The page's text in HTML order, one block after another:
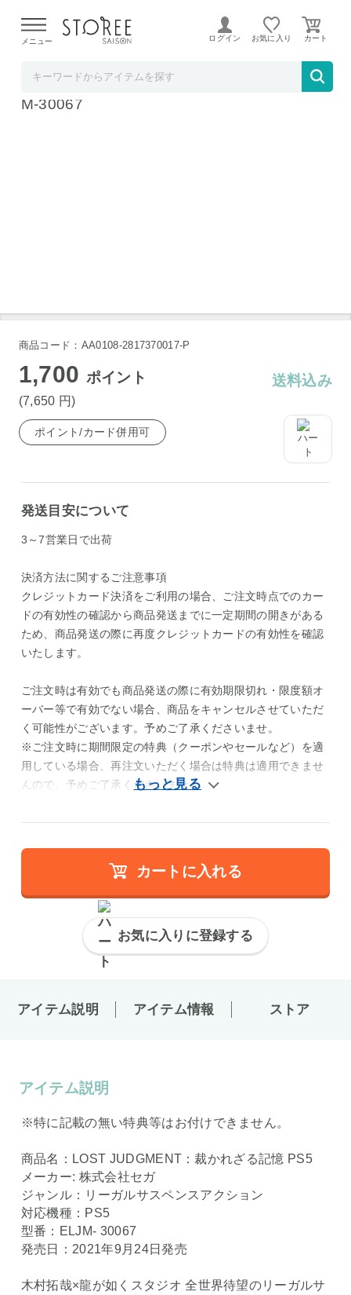
よる配送遅延が発生しております。
メニュー ログイン お気に入り
PS5 LOST JUDGMENT 裁かれざる記憶 ELJ
M-30067
商品コード：AA0108-2817370017-P
1,700 ポイント
(7,650 円)
送料込み
ポイント/カード併用可
発送目安について
3～7営業日で出荷
決済方法に関するご注意事項
クレジットカード決済をご利用の場合、ご注文時点でのカー
ドの有効性の確認から商品発送までに一定期間の開きがある
ため、商品発送の際に再度クレジットカードの有効性を確認
いたします。
ご注文時は有効でも商品発送の際に有効期限切れ・限度額オ
ーバー等で有効でない場合、商品をキャンセルさせていただ
く可能性がございます。予めご了承くださいませ。
※ご注文時に期間限定の特典（クーポンやセールなど）を適
用している場合、再注文いただく場合は特典は適用できませ
んので、予めご了承くださいませ。
カートに入れる
お気に入りに登録する
アイテム説明 アイテム情報 ストア
アイテム説明
※特に記載の無い特典等はお付けできません。
商品名：LOST JUDGMENT：裁かれざる記憶 PS5
メーカー: 株式会社セガ
ジャンル：リーガルサスペンスアクション
対応機種：PS5
型番：ELJM- 30067
発売日：2021年9月24日発売
木村拓哉×龍が如くスタジオ 全世界待望のリーガルサ